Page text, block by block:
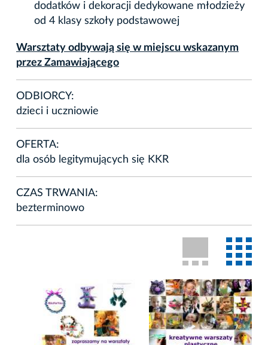
dodatków i dekoracji dedykowane młodzieży
od 4 klasy szkoły podstawowej
Warsztaty odbywają się w miejscu wskazanym
przez Zamawiającego
ODBIORCY:
dzieci i uczniowie
OFERTA:
dla osób legitymujących się KKR
CZAS TRWANIA:
bezterminowo